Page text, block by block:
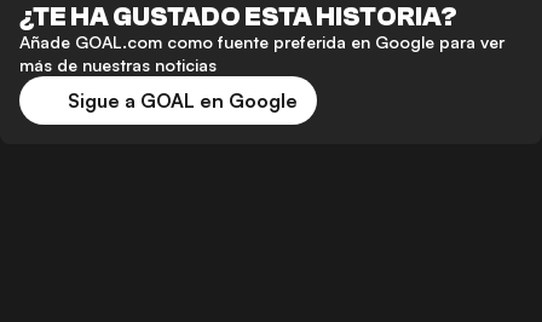
¿TE HA GUSTADO ESTA HISTORIA?
Añade GOAL.com como fuente preferida en Google para ver
más de nuestras noticias
Sigue a GOAL en Google